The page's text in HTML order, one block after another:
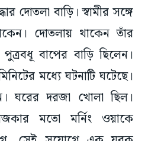
দোতলা বাড়ি। স্বামীর সঙ্গে
দোতলায় থাকেন তাঁর
বাপের বাড়ি ছিলেন।
মধ্যে ঘটনাটি ঘটেছে।
ঘরের দরজা খোলা ছিল।
মতো মর্নিং ওয়াকে